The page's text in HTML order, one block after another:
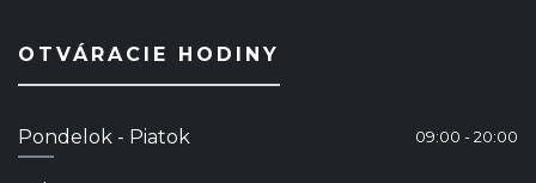
OTVÁRACIE HODINY
Pondelok - Piatok 09:00 - 20:00